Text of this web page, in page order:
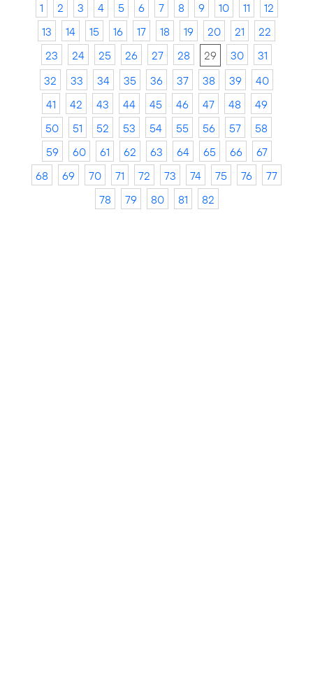
1 2 3 4 5 6 7 8 9 10 11
12
13
14 15 16 17 18 19 20 21
22
23
24 25 26 27 28 29 30
31
32
33 34 35 36 37 38 39
40
41
42 43 44 45 46 47 48
49
50
51 52 53 54 55 56 57
58
59
60 61 62 63 64 65 66
67
68
69 70 71 72 73 74 75 76
77
78
79 80 81 82